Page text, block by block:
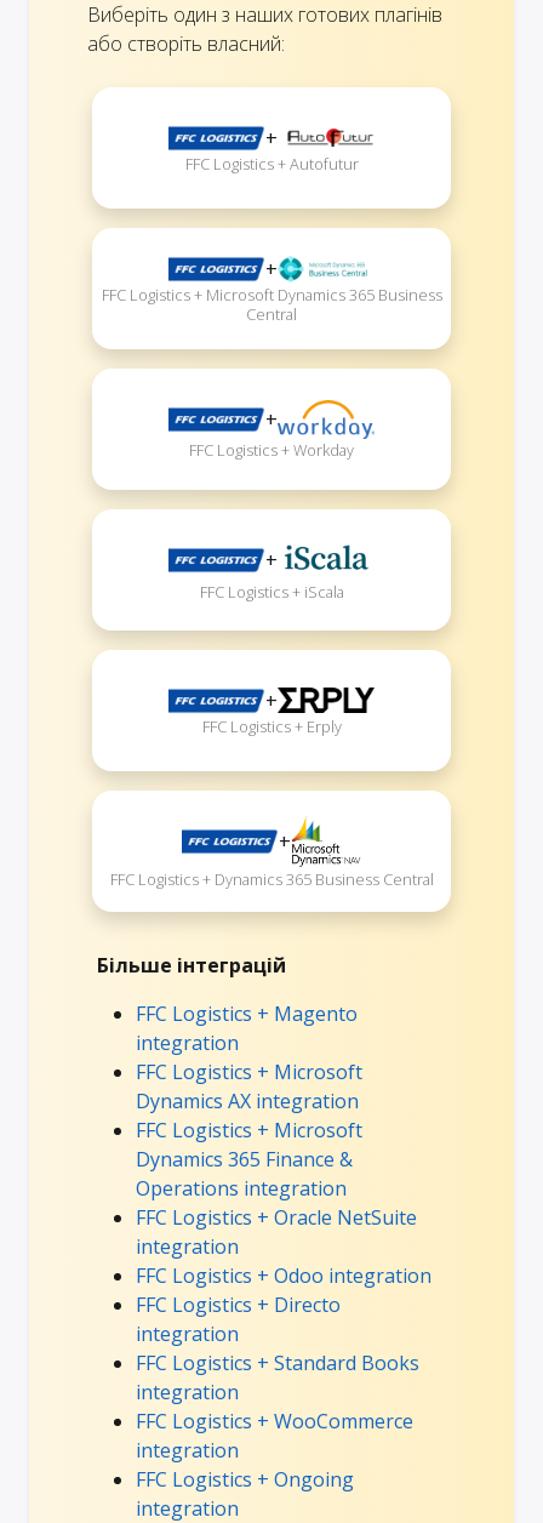
Виберіть один з наших готових плагінів
або створіть власний:
+
FFC Logistics + Autofutur
+
FFC Logistics + Microsoft Dynamics 365 Business
Central
+
FFC Logistics + Workday
+
FFC Logistics + iScala
+
FFC Logistics + Erply
+
FFC Logistics + Dynamics 365 Business Central
Більше інтеграцій
FFC Logistics + Magento
integration
FFC Logistics + Microsoft
Dynamics AX integration
FFC Logistics + Microsoft
Dynamics 365 Finance &
Operations integration
FFC Logistics + Oracle NetSuite
integration
FFC Logistics + Odoo integration
FFC Logistics + Directo
integration
FFC Logistics + Standard Books
integration
FFC Logistics + WooCommerce
integration
FFC Logistics + Ongoing
integration